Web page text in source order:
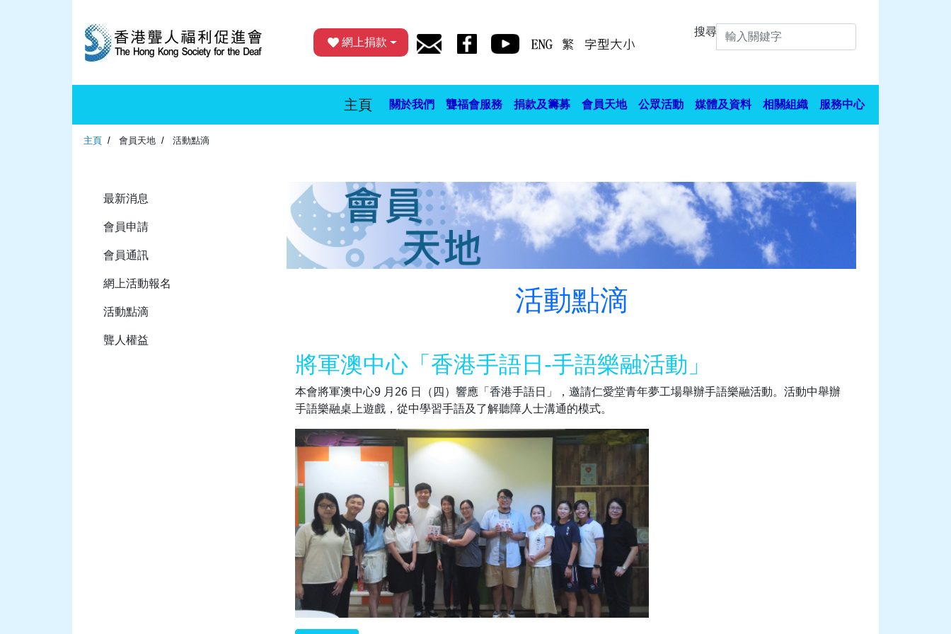
網上捐款
搜尋
主頁 關於我們 聾福會服務 捐款及籌募 會員天地 公眾活動 媒體及資料 相關組織 服務中心
主頁 會員天地 活動點滴
最新消息
會員申請
會員通訊
網上活動報名
活動點滴
聾人權益
活動點滴
將軍澳中心「香港手語日-手語樂融活動」
本會將軍澳中心9 月26 日（四）響應「香港手語日」，邀請仁愛堂青年夢工場舉辦手語樂融活動。活動中舉辦
手語樂融桌上遊戲，從中學習手語及了解聽障人士溝通的模式。